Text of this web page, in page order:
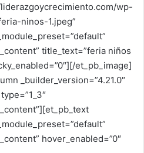
wp-
ninos-1.jpeg”
title_text=”feria niños
et_pb_image]
_builder_version=”4.21.0″
hover_enabled=”0″